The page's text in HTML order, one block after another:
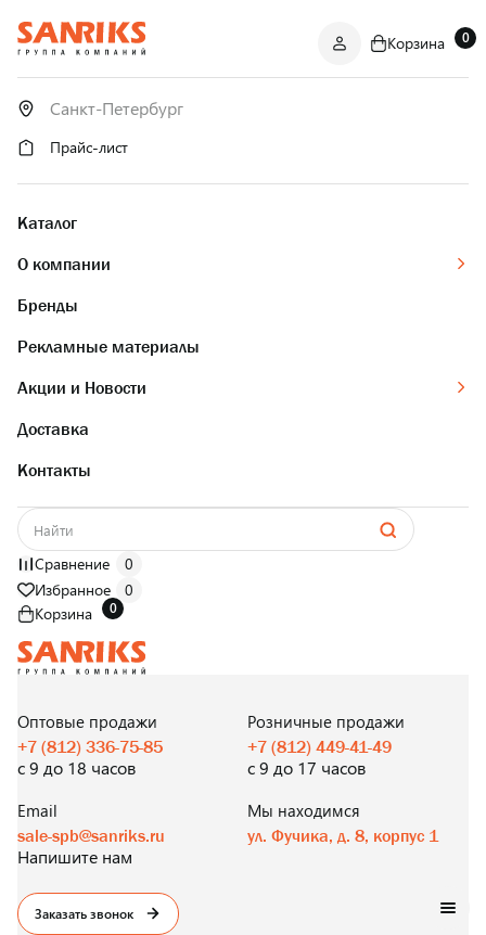
ОПТОМ
И В РОЗНИЦУ
Корзина 0
Прайс-лист
Каталог
О компании
Бренды
Рекламные материалы
Акции и Новости
Доставка
Контакты
Сравнение
0
Избранное
0
Корзина
0
И В РОЗНИЦУ
Оптовые продажи
+7 (812) 336-75-85
с 9 до 18 часов
Розничные продажи
+7 (812) 449-41-49
с 9 до 17 часов
Email
sale-spb@sanriks.ru
Напишите нам
Мы находимся
ул. Фучика, д. 8, корпус 1
Заказать звонок